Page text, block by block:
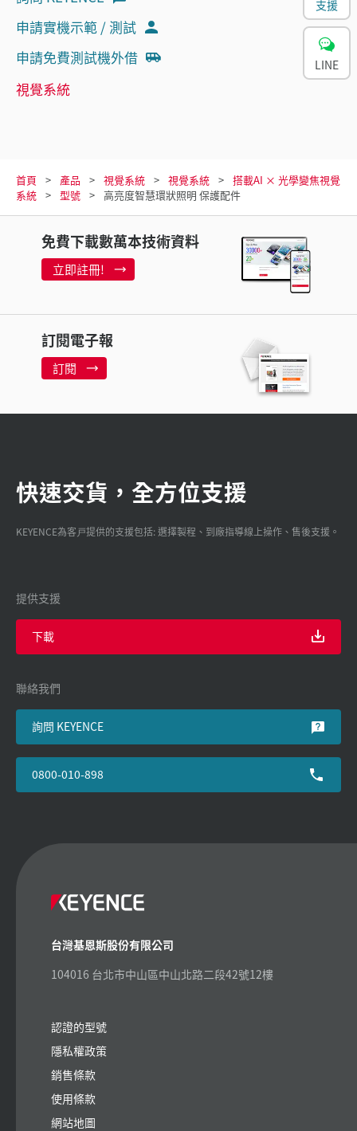
申請實機示範 / 測試
申請免費測試機外借
視覺系統
首頁 產品 視覺系統 視覺系統
搭載AI × 光學變焦視覺
系統
型號 高亮度智慧環狀照明 保護配件
免費下載數萬本技術資料
立即註冊!
訂閱電子報
訂閱
快速交貨，全方位支援
KEYENCE為客戸提供的支援包括: 選擇製程、到廠指導線上操作、售後支援。
提供支援
下載
聯絡我們
詢問 KEYENCE
0800-010-898
台灣基恩斯股份有限公司
104016 台北市中山區中山北路二段42號12樓
認證的型號
隱私權政策
銷售條款
使用條款
網站地圖
支援
LINE